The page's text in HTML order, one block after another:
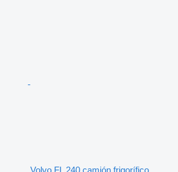
Volvo FL 240 camión frigorífico